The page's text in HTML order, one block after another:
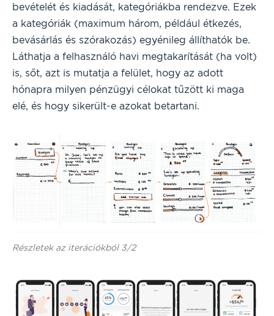
bevételét és kiadását, kategóriákba rendezve. Ezek
a kategóriák (maximum három, például étkezés,
bevásárlás és szórakozás) egyénileg állíthatók be.
Láthatja a felhasználó havi megtakarítását (ha volt)
is, sőt, azt is mutatja a felület, hogy az adott
hónapra milyen pénzügyi célokat tűzött ki maga
elé, és hogy sikerült-e azokat betartani.
Részletek az iterációkból 3/2